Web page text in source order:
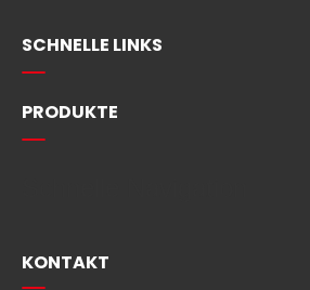
SCHNELLE LINKS
PRODUKTE
KONTAKT